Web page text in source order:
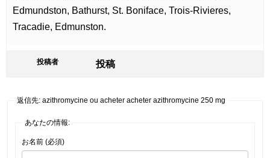
Edmundston, Bathurst, St. Boniface, Trois-Rivieres,
Tracadie, Edmunston.
投稿者 投稿
返信先: azithromycine ou acheter acheter azithromycine 250 mg
あなたの情報:
お名前 (必須)